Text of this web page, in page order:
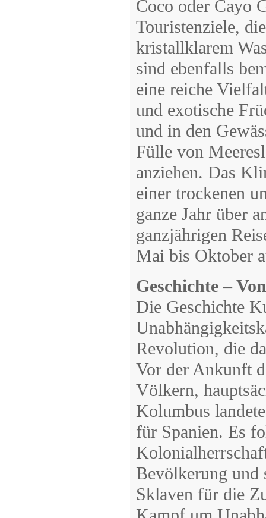
Coco oder Cayo
Touristenziele,
kristallklarem
sind ebenfalls
eine reiche
und exotische
und in den
Fülle von
anziehen. Das
einer trockenen
ganze Jahr über
ganzjährigen
Mai bis Oktober
Geschichte –
Die Geschichte
Revolution, die
Vor der Ankunft
Völkern,
Kolumbus
für Spanien. Es
Bevölkerung und
Sklaven für die